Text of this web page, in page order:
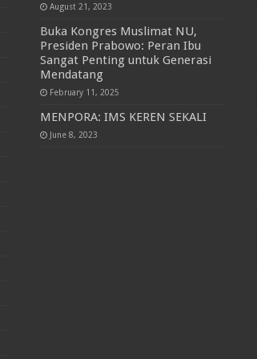
August 21, 2023
Buka Kongres Muslimat NU,
Presiden Prabowo: Peran Ibu
Sangat Penting untuk Generasi
Mendatang
February 11, 2025
MENPORA: IMS KEREN SEKALI
June 8, 2023